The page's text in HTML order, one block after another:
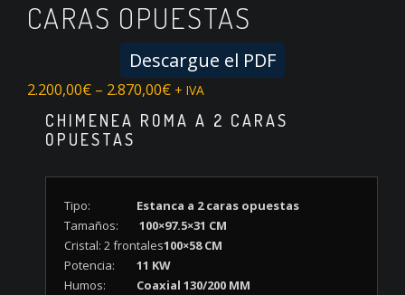
CARAS OPUESTAS
Descargue el PDF
2.200,00€ – 2.870,00€ + IVA
CHIMENEA ROMA A 2 CARAS
OPUESTAS
Tipo:
Estanca a 2 caras opuestas
Tamaños:
100×97.5×31 CM
Cristal: 2 frontales100×58 CM
Potencia:
11 KW
Humos:
Coaxial 130/200 MM